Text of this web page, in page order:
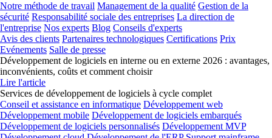
Notre méthode de travail Management de la qualité Gestion de la
sécurité Responsabilité sociale des entreprises La direction de
l'entreprise Nos experts Blog Conseils d'experts
Avis des clients Partenaires technologiques Certifications Prix
Evénements Salle de presse
Développement de logiciels en interne ou en externe 2026 : avantages,
inconvénients, coûts et comment choisir
Lire l'article
Services de développement de logiciels à cycle complet
Conseil et assistance en informatique Développement web
Développement mobile Développement de logiciels embarqués
Développement de logiciels personnalisés Développement MVP